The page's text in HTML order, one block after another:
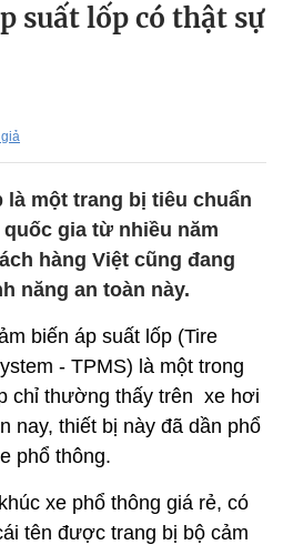
suất lốp có thật sự
là một trang bị tiêu chuẩn
gia từ nhiều năm
hàng Việt cũng đang
năng an toàn này.
biến áp suất lốp (Tire
- TPMS) là một trong
chỉ thường thấy trên xe hơi
nay, thiết bị này đã dần phổ
phổ thông.
xe phổ thông giá rẻ, có
tên được trang bị bộ cảm